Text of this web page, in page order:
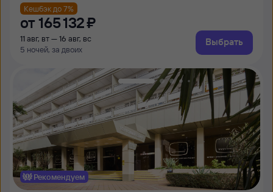
Кешбэк до 7%
от 165 ⁠132 ⁠₽
11 авг, вт — 16 авг, вс
5 ночей, за двоих
Выбрать
Рекомендуем